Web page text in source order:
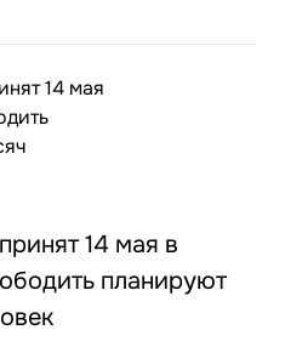
14 мая в
планируют